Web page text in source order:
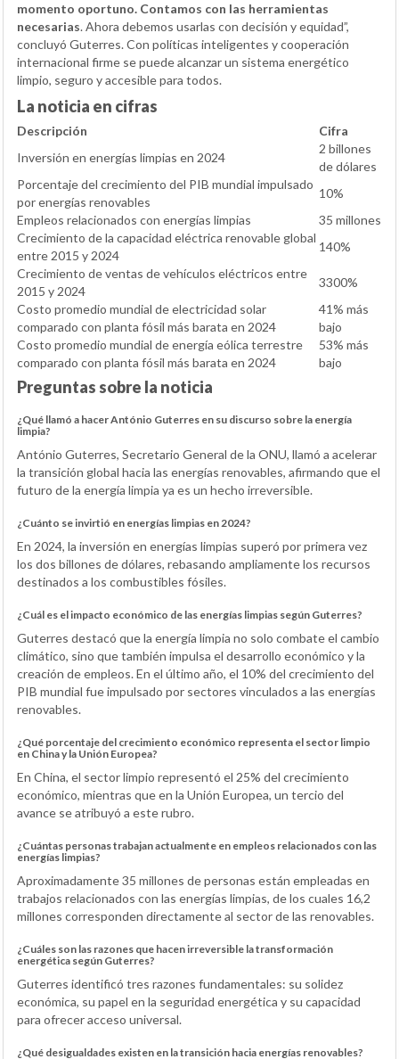
momento oportuno. Contamos con las herramientas
necesarias. Ahora debemos usarlas con decisión y equidad”,
concluyó Guterres. Con políticas inteligentes y cooperación
internacional firme se puede alcanzar un sistema energético
limpio, seguro y accesible para todos.
La noticia en cifras
Descripción
Cifra
Inversión en energías limpias en 2024
2 billones
de dólares
Porcentaje del crecimiento del PIB mundial impulsado
por energías renovables
10%
Empleos relacionados con energías limpias
35 millones
Crecimiento de la capacidad eléctrica renovable global
entre 2015 y 2024
140%
Crecimiento de ventas de vehículos eléctricos entre
2015 y 2024
3300%
Costo promedio mundial de electricidad solar
comparado con planta fósil más barata en 2024
41% más
bajo
Costo promedio mundial de energía eólica terrestre
comparado con planta fósil más barata en 2024
53% más
bajo
Preguntas sobre la noticia
¿Qué llamó a hacer António Guterres en su discurso sobre la energía
limpia?
António Guterres, Secretario General de la ONU, llamó a acelerar
la transición global hacia las energías renovables, afirmando que el
futuro de la energía limpia ya es un hecho irreversible.
¿Cuánto se invirtió en energías limpias en 2024?
En 2024, la inversión en energías limpias superó por primera vez
los dos billones de dólares, rebasando ampliamente los recursos
destinados a los combustibles fósiles.
¿Cuál es el impacto económico de las energías limpias según Guterres?
Guterres destacó que la energía limpia no solo combate el cambio
climático, sino que también impulsa el desarrollo económico y la
creación de empleos. En el último año, el 10% del crecimiento del
PIB mundial fue impulsado por sectores vinculados a las energías
renovables.
¿Qué porcentaje del crecimiento económico representa el sector limpio
en China y la Unión Europea?
En China, el sector limpio representó el 25% del crecimiento
económico, mientras que en la Unión Europea, un tercio del
avance se atribuyó a este rubro.
¿Cuántas personas trabajan actualmente en empleos relacionados con las
energías limpias?
Aproximadamente 35 millones de personas están empleadas en
trabajos relacionados con las energías limpias, de los cuales 16,2
millones corresponden directamente al sector de las renovables.
¿Cuáles son las razones que hacen irreversible la transformación
energética según Guterres?
Guterres identificó tres razones fundamentales: su solidez
económica, su papel en la seguridad energética y su capacidad
para ofrecer acceso universal.
¿Qué desigualdades existen en la transición hacia energías renovables?